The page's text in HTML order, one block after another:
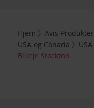
Hjem Avis Produkter
USA og Canada
USA
Billeje Stockton